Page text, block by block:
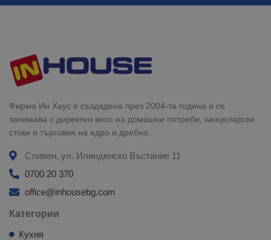
Фирма Ин Хаус е създадена през 2004-та година и се
занимава с директен внос на домашни потреби, канцеларски
стоки и търговия на едро и дребно.
Сливен, ул. Илинденско Въстание 11
0700 20 370
office@inhousebg.com
Категории
Кухня